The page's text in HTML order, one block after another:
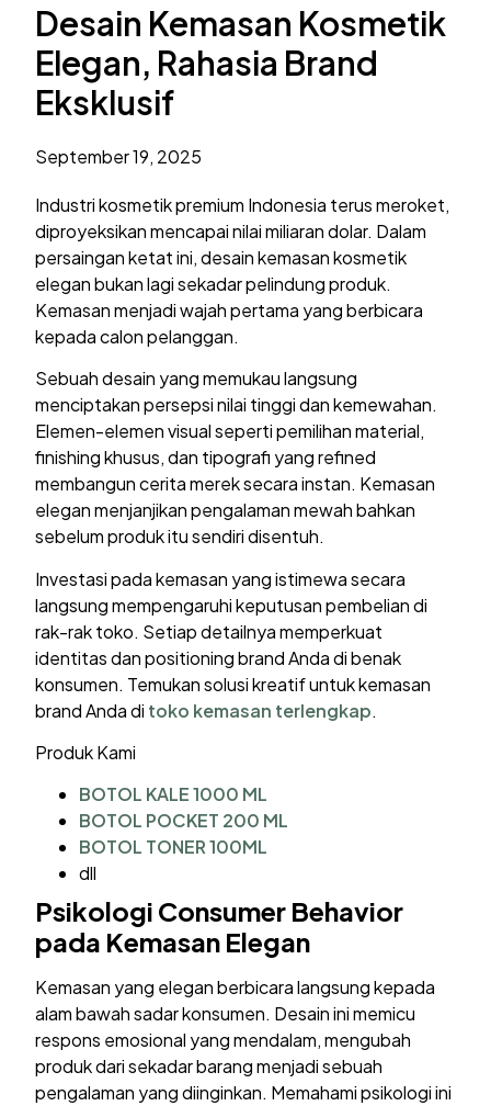
Desain Kemasan Kosmetik
Elegan, Rahasia Brand
Eksklusif
September 19, 2025
Industri kosmetik premium Indonesia terus meroket,
diproyeksikan mencapai nilai miliaran dolar. Dalam
persaingan ketat ini, desain kemasan kosmetik
elegan bukan lagi sekadar pelindung produk.
Kemasan menjadi wajah pertama yang berbicara
kepada calon pelanggan.
Sebuah desain yang memukau langsung
menciptakan persepsi nilai tinggi dan kemewahan.
Elemen-elemen visual seperti pemilihan material,
finishing khusus, dan tipografi yang refined
membangun cerita merek secara instan. Kemasan
elegan menjanjikan pengalaman mewah bahkan
sebelum produk itu sendiri disentuh.
Investasi pada kemasan yang istimewa secara
langsung mempengaruhi keputusan pembelian di
rak-rak toko. Setiap detailnya memperkuat
identitas dan positioning brand Anda di benak
konsumen. Temukan solusi kreatif untuk kemasan
brand Anda di toko kemasan terlengkap.
Produk Kami
BOTOL KALE 1000 ML
BOTOL POCKET 200 ML
BOTOL TONER 100ML
dll
Psikologi Consumer Behavior
pada Kemasan Elegan
Kemasan yang elegan berbicara langsung kepada
alam bawah sadar konsumen. Desain ini memicu
respons emosional yang mendalam, mengubah
produk dari sekadar barang menjadi sebuah
pengalaman yang diinginkan. Memahami psikologi ini